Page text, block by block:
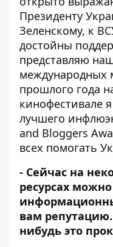
Президенту
Зеленскому, к
достойны
представляю
международных
прошлого года
кинофестивале
лучшего
and Bloggers
всех помогать
- Сейчас на
ресурсах
вам
нибудь это